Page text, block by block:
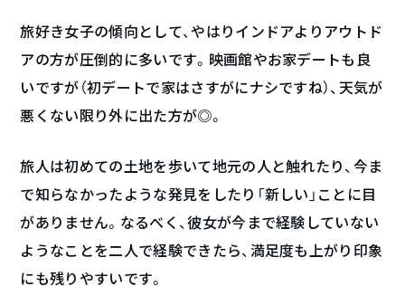
旅好き女子の傾向として、やはりインドアよりアウトド
アの方が圧倒的に多いです。映画館やお家デートも良
いですが（初デートで家はさすがにナシですね）、天気が
悪くない限り外に出た方が◎。
旅人は初めての土地を歩いて地元の人と触れたり、今ま
で知らなかったような発見をしたり「新しい」ことに目
がありません。なるべく、彼女が今まで経験していない
ようなことを二人で経験できたら、満足度も上がり印象
にも残りやすいです。